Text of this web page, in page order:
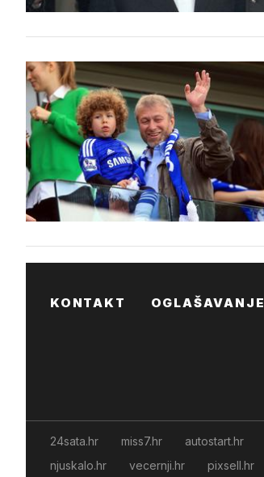
KONTAKT OGLAŠAVANJE
24sata.hr miss7.hr autostart.hr
njuskalo.hr
vecernji.hr pixsell.hr